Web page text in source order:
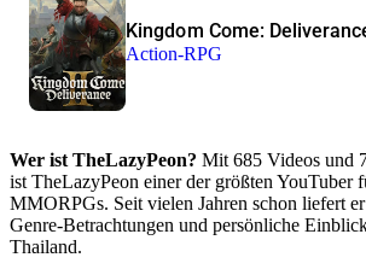
Kingdom Come:
Action-RPG
Wer ist TheLazyPeon? Mit 685 Videos und
ist TheLazyPeon einer der größten YouTuber
MMORPGs. Seit vielen Jahren schon liefert
Genre-Betrachtungen und persönliche
Thailand.